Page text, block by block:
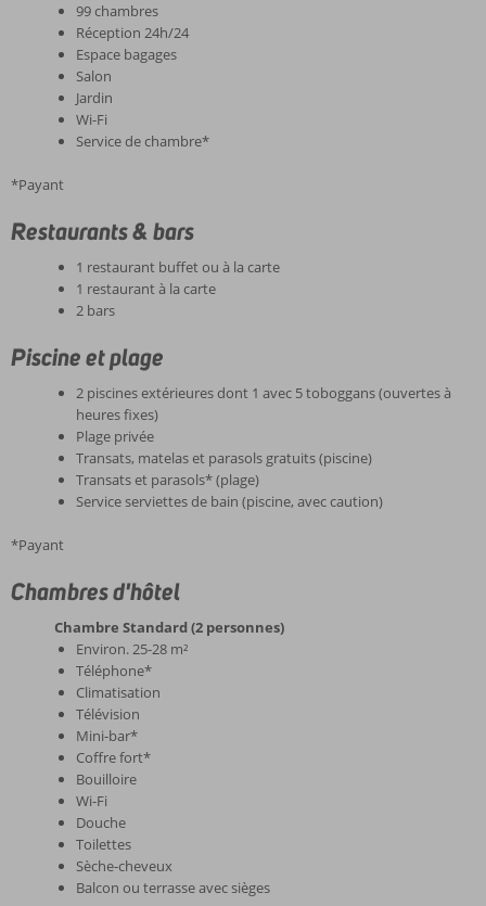
99 chambres
Réception 24h/24
Espace bagages
Salon
Jardin
Wi-Fi
Service de chambre*
*Payant
Restaurants & bars
1 restaurant buffet ou à la carte
1 restaurant à la carte
2 bars
Piscine et plage
2 piscines extérieures dont 1 avec 5 toboggans (ouvertes à
heures fixes)
Plage privée
Transats, matelas et parasols gratuits (piscine)
Transats et parasols* (plage)
Service serviettes de bain (piscine, avec caution)
*Payant
Chambres d'hôtel
Chambre Standard (2 personnes)
Environ. 25-28 m²
Téléphone*
Climatisation
Télévision
Mini-bar*
Coffre fort*
Bouilloire
Wi-Fi
Douche
Toilettes
Sèche-cheveux
Balcon ou terrasse avec sièges